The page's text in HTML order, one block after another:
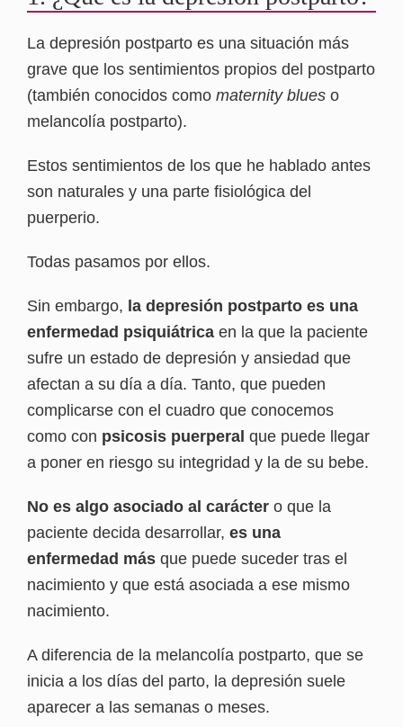
La depresión postparto es una situación más
grave que los sentimientos propios del postparto
(también conocidos como maternity blues o
melancolía postparto).
Estos sentimientos de los que he hablado antes
son naturales y una parte fisiológica del
puerperio.
Todas pasamos por ellos.
Sin embargo, la depresión postparto es una
enfermedad psiquiátrica en la que la paciente
sufre un estado de depresión y ansiedad que
afectan a su día a día. Tanto, que pueden
complicarse con el cuadro que conocemos
como con psicosis puerperal que puede llegar
a poner en riesgo su integridad y la de su bebe.
No es algo asociado al carácter o que la
paciente decida desarrollar, es una
enfermedad más que puede suceder tras el
nacimiento y que está asociada a ese mismo
nacimiento.
A diferencia de la melancolía postparto, que se
inicia a los días del parto, la depresión suele
aparecer a las semanas o meses.